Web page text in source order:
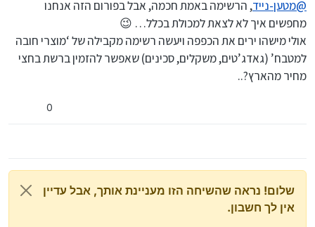
@מטען-נייד, הרשימה באמת חכמה, אבל בפורום הזה אנחנו
מחפשים איך לא לצאת למכולת בכלל… 😉
אולי מישהו ירים את הכפפה ויעשה רשימה מקבילה של ‘מוצרי חובה
למטבח’ (גאדג’טים, משקלים, סכינים) שאפשר להזמין ברשת בחצי
מחיר מהארץ?..
0
שלום! נראה שהשיחה הזו מעניינת אותך, אבל עדיין
אין לך חשבון.